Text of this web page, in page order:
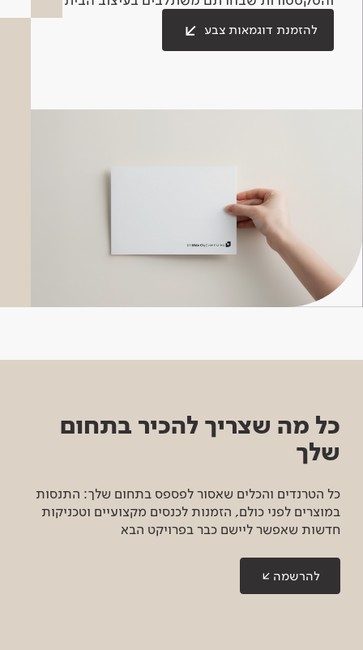
להזמנת דוגמאות צבע
כל מה שצריך להכיר בתחום
שלך
כל הטרנדים והכלים שאסור לפספס בתחום שלך: התנסות
במוצרים לפני כולם, הזמנות לכנסים מקצועיים וטכניקות
חדשות שאפשר ליישם כבר בפרויקט הבא
להרשמה